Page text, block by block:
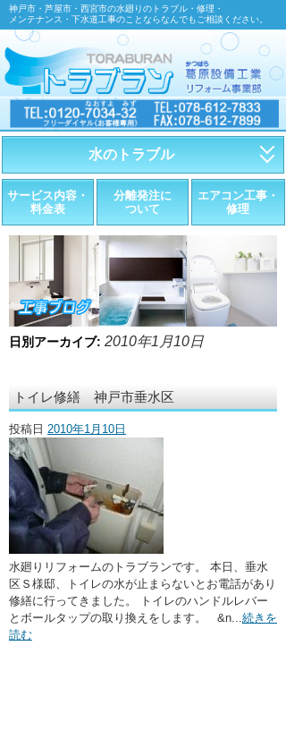
神戸市・芦屋市・西宮市の水廻りのトラブル・修理・
メンテナンス・下水道工事のことならなんでもご相談ください。
水のトラブル
・トイレが詰まったら
・トイレが漏れたら
・水道管が漏れたら
・排水が詰まったら
・悪臭調査
・ここに水栓がほしい
・水廻りメンテナンス
サービス内容・
料金表
分離発注に
ついて
エアコン工事・
修理
日別アーカイブ: 2010年1月10日
トイレ修繕 神戸市垂水区
投稿日 2010年1月10日
水廻りリフォームのトラブランです。 本日、垂水
区Ｓ様邸、トイレの水が止まらないとお電話があり
修繕に行ってきました。 トイレのハンドルレバー
とボールタップの取り換えをします。 &n... 続きを
読む